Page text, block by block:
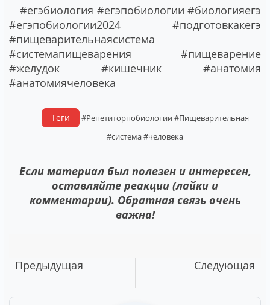
#егэбиология #егэпобиологии #биологияегэ
#егэпобиологии2024 #подготовкакегэ
#пищеварительнаясистема
#системапищеварения #пищеварение
#желудок #кишечник #анатомия
#анатомиячеловека
Теги #Репетиторпобиологии#Пищеварительная
#система#человека
Если материал был полезен и интересен,
оставляйте реакции (лайки и
комментарии). Обратная связь очень
важна!
Предыдущая Следующая